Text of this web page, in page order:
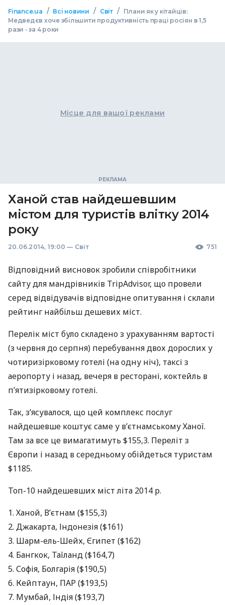
Finance.ua / Всі новини / Світ /
Плани як у кітайців:
Медведєв хоче збільшити продуктивність праці росіян в 1,5
рази - за 4 роки
Місце для вашої реклами
Ханой став найдешевшим
містом для туристів влітку 2014
року
20.06.2014, 19:00 — Світ 751
Відповідний висновок зробили співробітники
сайту для мандрівників TripAdvisor, що провели
серед відвідувачів відповідне опитування і склали
рейтинг найбільш дешевих міст.
Перелік міст було складено з урахуванням вартості
(з червня до серпня) перебування двох дорослих у
чотиризірковому готелі (на одну ніч), таксі з
аеропорту і назад, вечеря в ресторані, коктейль в
п’ятизірковому готелі.
Так, з’ясувалося, що цей комплекс послуг
найдешевше коштує саме у в’єтнамському Ханої.
Там за все це вимагатимуть $155,3. Переліт з
Європи і назад в середньому обійдеться туристам
$1185.
Топ-10 найдешевших міст літа 2014 р.
1. Ханой, В’єтнам ($155,3)
2. Джакарта, Індонезія ($161)
3. Шарм-ель-Шейх, Єгипет ($162)
4. Бангкок, Таїланд ($164,7)
5. Софія, Болгарія ($190,5)
6. Кейптаун, ПАР($193,5)
7. Мумбай, Індія ($193,7)